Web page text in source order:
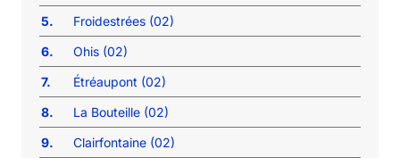
5.
Froidestrées (02)
6.
Ohis (02)
7.
Étréaupont (02)
8.
La Bouteille (02)
9.
Clairfontaine (02)